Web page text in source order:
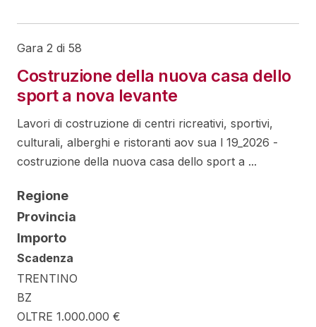
Gara 2 di 58
Costruzione della nuova casa dello
sport a nova levante
Lavori di costruzione di centri ricreativi, sportivi,
culturali, alberghi e ristoranti aov sua l 19_2026 -
costruzione della nuova casa dello sport a ...
Regione
Provincia
Importo
Scadenza
TRENTINO
BZ
OLTRE 1.000.000 €